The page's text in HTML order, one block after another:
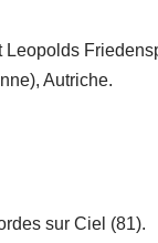
Leopolds
Autriche.
sur Ciel (81).